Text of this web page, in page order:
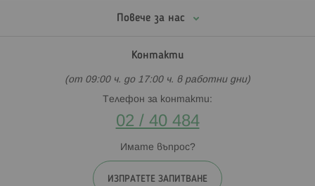
Повече за нас
Контакти
(от 09:00 ч. до 17:00 ч. в работни дни)
Телефон за контакти:
02 / 40 484
Имате въпрос?
ИЗПРАТЕТЕ ЗАПИТВАНЕ